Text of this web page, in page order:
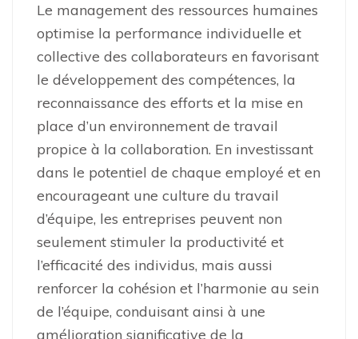
Le management des ressources humaines
optimise la performance individuelle et
collective des collaborateurs en favorisant
le développement des compétences, la
reconnaissance des efforts et la mise en
place d’un environnement de travail
propice à la collaboration. En investissant
dans le potentiel de chaque employé et en
encourageant une culture du travail
d’équipe, les entreprises peuvent non
seulement stimuler la productivité et
l’efficacité des individus, mais aussi
renforcer la cohésion et l’harmonie au sein
de l’équipe, conduisant ainsi à une
amélioration significative de la